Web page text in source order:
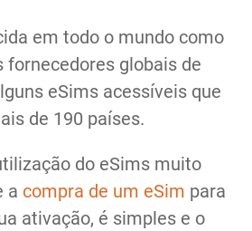
em todo o mundo como
fornecedores globais de
eSims acessíveis que
de 190 países.
do eSims muito
a compra de um eSim para
ativação, é simples e o